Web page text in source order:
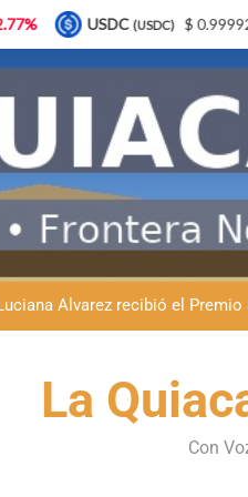
Natación inclusiva en La
La Quiaca defendió la
Álvarez recibió el
Natación inclusiva en La
La Quiaca defendió la
La
Con
0.999925 0% XRP(XRP)